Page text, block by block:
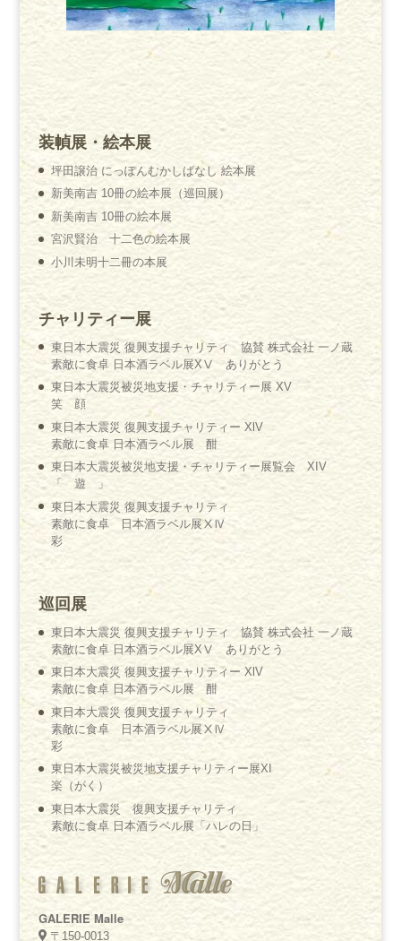
装幀展・絵本展
坪田譲治 にっぽんむかしばなし 絵本展
新美南吉 10冊の絵本展（巡回展）
新美南吉 10冊の絵本展
宮沢賢治 十二色の絵本展
小川未明十二冊の本展
チャリティー展
東日本大震災 復興支援チャリティ 協賛 株式会社 一ノ蔵
素敵に食卓 日本酒ラベル展XⅤ ありがとう
東日本大震災被災地支援・チャリティー展 XV
笑 顔
東日本大震災 復興支援チャリティー XlV
素敵に食卓 日本酒ラベル展 酣
東日本大震災被災地支援・チャリティー展覧会 XIV
「 遊 」
東日本大震災 復興支援チャリティ
素敵に食卓 日本酒ラベル展ⅩⅣ
彩
巡回展
東日本大震災 復興支援チャリティ 協賛 株式会社 一ノ蔵
素敵に食卓 日本酒ラベル展XⅤ ありがとう
東日本大震災 復興支援チャリティー XlV
素敵に食卓 日本酒ラベル展 酣
東日本大震災 復興支援チャリティ
素敵に食卓 日本酒ラベル展ⅩⅣ
彩
東日本大震災被災地支援チャリティー展XI
楽（がく）
東日本大震災 復興支援チャリティ
素敵に食卓 日本酒ラベル展「ハレの日」
GALERIE Malle
〒150-0013